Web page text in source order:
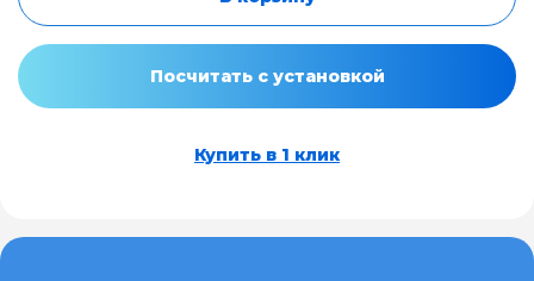
Посчитать с установкой
Купить в 1 клик